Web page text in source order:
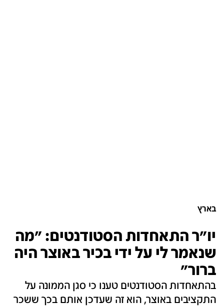
בארץ
יו"ר התאחדות הסטודנטים: "מה
שנאמר לי על ידי בכיר באוצר היה
ברור"
בהתאחדות הסטודנטים טענו כי סגן הממונה על
התקציבים באוצר, הוא זה שעדכן אותם בכך ששכר